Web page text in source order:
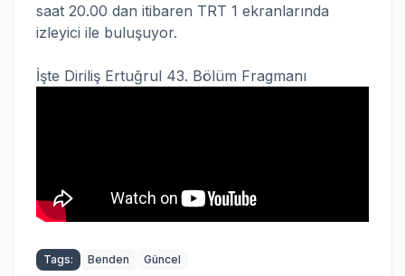
saat 20.00 dan itibaren TRT 1 ekranlarında
izleyici ile buluşuyor.
İşte Diriliş Ertuğrul 43. Bölüm Fragmanı
Tags: Benden Güncel